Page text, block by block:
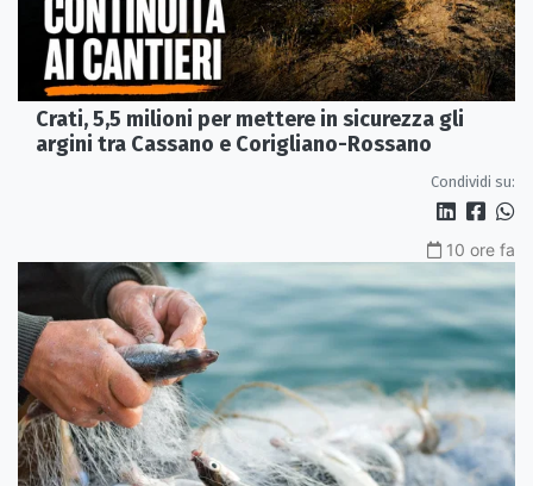
Crati, 5,5 milioni per mettere in sicurezza gli
argini tra Cassano e Corigliano-Rossano
Condividi su:
10 ore fa